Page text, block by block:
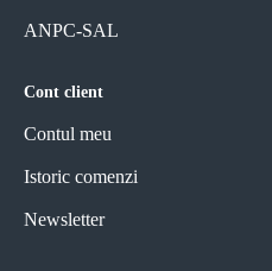
ANPC-SAL
Cont client
Contul meu
Istoric comenzi
Newsletter